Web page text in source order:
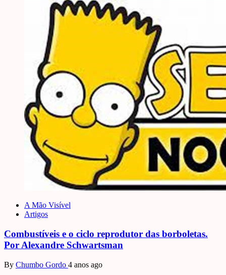
A Mão Visível
Artigos
Combustíveis e o ciclo reprodutor das borboletas.
Por Alexandre Schwartsman
By Chumbo Gordo 4 anos ago